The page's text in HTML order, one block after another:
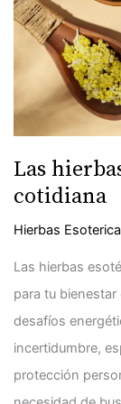
Las
cotidiana
Hierbas
Las hierbas
para tu
desafíos
incertidumbre,
protección
esotéricas
en
magia
cotidiana